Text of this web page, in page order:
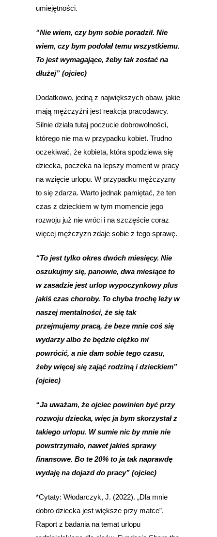
umiejętności.
“Nie wiem, czy bym sobie poradził. Nie
wiem, czy bym podołał temu wszystkiemu.
To jest wymagające, żeby tak zostać na
dłużej” (ojciec)
Dodatkowo, jedną z największych obaw, jakie
mają mężczyźni jest reakcja pracodawcy.
Silnie działa tutaj poczucie dobrowolności,
którego nie ma w przypadku kobiet. Trudno
oczekiwać, że kobieta, która spodziewa się
dziecka, poczeka na lepszy moment w pracy
na wzięcie urlopu. W przypadku mężczyzny
to się zdarza. Warto jednak pamiętać, że ten
czas z dzieckiem w tym momencie jego
rozwoju już nie wróci i na szczęście coraz
więcej mężczyzn zdaje sobie z tego sprawę.
“To jest tylko okres dwóch miesięcy. Nie
oszukujmy się, panowie, dwa miesiące to
w zasadzie jest urlop wypoczynkowy plus
jakiś czas choroby. To chyba trochę leży w
naszej mentalności, że się tak
przejmujemy pracą, że beze mnie coś się
wydarzy albo że będzie ciężko mi
powrócić, a nie dam sobie tego czasu,
żeby więcej się zająć rodziną i dzieckiem”
(ojciec)
“Ja uważam, że ojciec powinien być przy
rozwoju dziecka, więc ja bym skorzystał z
takiego urlopu. W sumie nic by mnie nie
powstrzymało, nawet jakieś sprawy
finansowe. Bo te 20% to ja tak naprawdę
wydaję na dojazd do pracy” (ojciec)
*Cytaty: Włodarczyk, J. (2022). „Dla mnie
dobro dziecka jest większe przy matce”.
Raport z badania na temat urlopu